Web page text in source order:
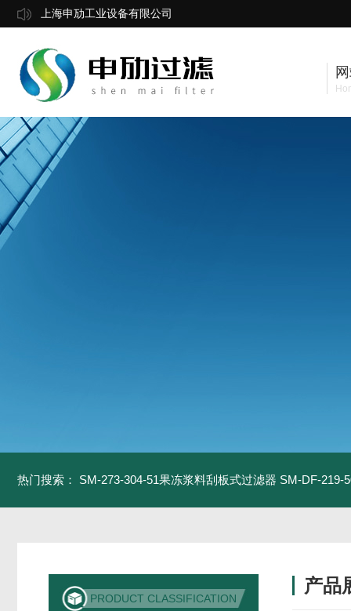
上海申劢工业设备有限公司
热门搜索： SM-273-304-51果冻浆料刮板式过滤器 SM-DF-219-
PRODUCT CLASSIFICATION
产品